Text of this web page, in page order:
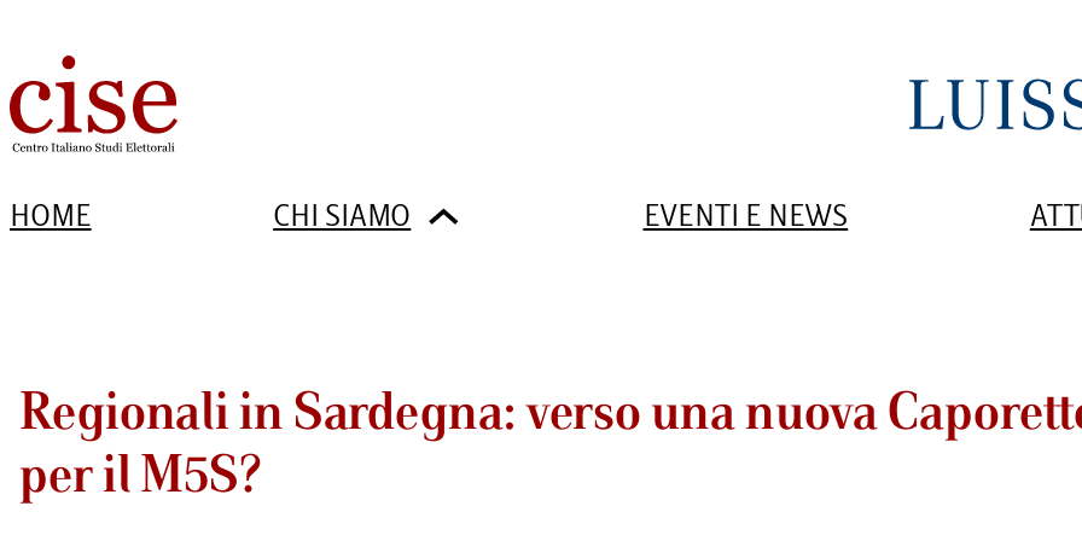
HOME CHI SIAMO EVENTI E NEWS
Regionali in Sardegna: verso una nuova
per il M5S?